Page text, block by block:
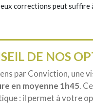
corrections peut suffire
DE NOS
par Conviction, une
en moyenne 1h45.
: il permet à votre